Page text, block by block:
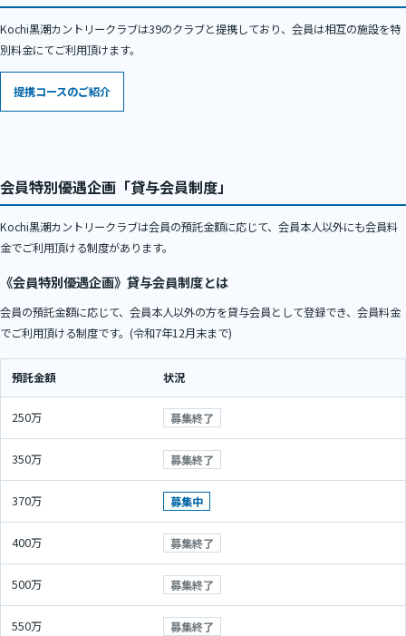
Kochi黒潮カントリークラブは39のクラブと提携しており、会員は相互の施設を特
別料金にてご利用頂けます。
提携コースのご紹介
会員特別優遇企画「貸与会員制度」
Kochi黒潮カントリークラブは会員の預託金額に応じて、会員本人以外にも会員料
金でご利用頂ける制度があります。
《会員特別優遇企画》貸与会員制度とは
会員の預託金額に応じて、会員本人以外の方を貸与会員として登録でき、会員料金
でご利用頂ける制度です。(令和7年12月末まで)
預託金額 状況
250万 募集終了
350万 募集終了
370万 募集中
400万 募集終了
500万 募集終了
550万 募集終了